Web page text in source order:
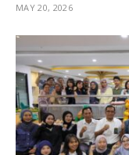
MAY 20, 2026